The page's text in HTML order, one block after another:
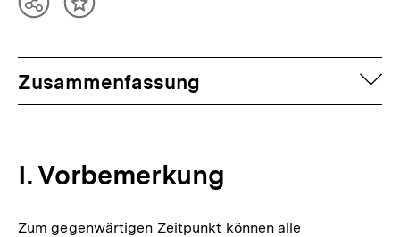
TeilenInhalt
Zusammenfassung
I. Vorbemerkung
Zum gegenwärtigen Zeitpunkt können alle